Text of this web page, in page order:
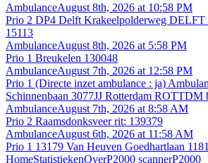
AmbulanceAugust 8th, 2026 at 10:58 PM
Prio 2 DP4 Delft Krakeelpolderweg DELFT
15113
AmbulanceAugust 8th, 2026 at 5:58 PM
Prio 1 Breukelen 130048
AmbulanceAugust 7th, 2026 at 12:58 PM
Prio 1 (Directe inzet ambulance : ja)
Schinnenbaan 3077JJ Rotterdam ROTTDM
AmbulanceAugust 7th, 2026 at 8:58 AM
Prio 2 Raamsdonksveer rit: 139379
AmbulanceAugust 6th, 2026 at 11:58 AM
Prio 1 13179 Van Heuven Goedhartlaan
HomeStatistiekenOverP2000 scannerP2000